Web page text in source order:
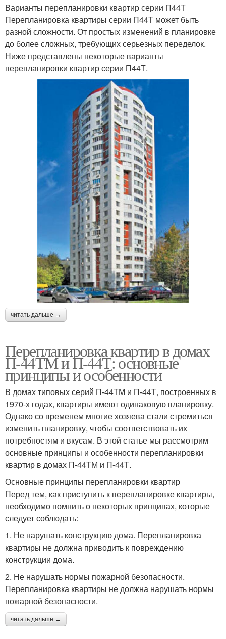
Варианты перепланировки квартир серии П44Т
Перепланировка квартиры серии П44Т может быть
разной сложности. От простых изменений в планировке
до более сложных, требующих серьезных переделок.
Ниже представлены некоторые варианты
перепланировки квартир серии П44Т.
читать дальше →
Перепланировка квартир в домах
П-44ТМ и П-44Т: основные
принципы и особенности
В домах типовых серий П-44ТМ и П-44Т, построенных в
1970-х годах, квартиры имеют одинаковую планировку.
Однако со временем многие хозяева стали стремиться
изменить планировку, чтобы соответствовать их
потребностям и вкусам. В этой статье мы рассмотрим
основные принципы и особенности перепланировки
квартир в домах П-44ТМ и П-44Т.
Основные принципы перепланировки квартир
Перед тем, как приступить к перепланировке квартиры,
необходимо помнить о некоторых принципах, которые
следует соблюдать:
1. Не нарушать конструкцию дома. Перепланировка
квартиры не должна приводить к повреждению
конструкции дома.
2. Не нарушать нормы пожарной безопасности.
Перепланировка квартиры не должна нарушать нормы
пожарной безопасности.
читать дальше →